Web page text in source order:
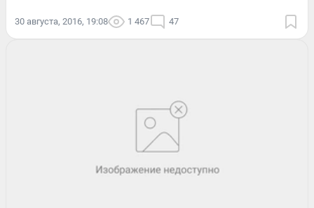
30 августа, 2016, 19:08 1 467 47